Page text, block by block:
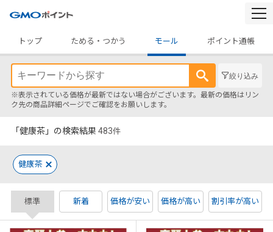
トップ
ためる・つかう モール ポイント通帳
絞り込み
※表示されている価格が最新ではない場合がございます。最新の価格はリン
ク先の商品詳細ページでご確認をお願いします。
「健康茶」の検索結果 483件
健康茶
標準 新着 価格が安い 価格が高い 割引率が高い